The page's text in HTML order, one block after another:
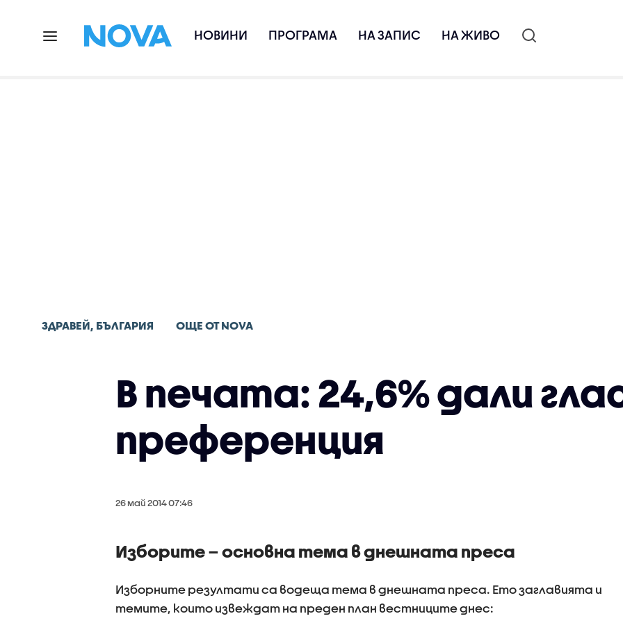
НОВИНИ ПРОГРАМА НА ЗАПИС НА ЖИВО
ЗДРАВЕЙ, БЪЛГАРИЯ ОЩЕ ОТ NOVA
В печата: 24,6% дали
преференция
26 май 2014 07:46
Изборите – основна тема в днешната преса
Изборните резултати са водеща тема в днешната преса. Ето заглавията и
темите, които извеждат на преден план вестниците днес: